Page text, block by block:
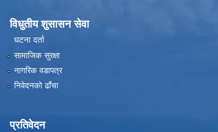
विधुतीय शुसासन सेवा
घटना दर्ता
सामाजिक सुरक्षा
नागरिक वडापत्र
निवेदनको ढाँचा
प्रतिवेदन